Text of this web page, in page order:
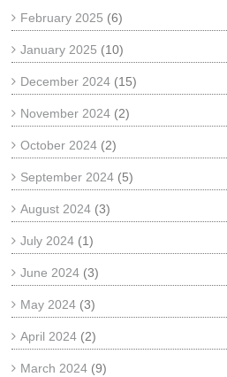
February 2025 (6)
January 2025 (10)
December 2024 (15)
November 2024 (2)
October 2024 (2)
September 2024 (5)
August 2024 (3)
July 2024 (1)
June 2024 (3)
May 2024 (3)
April 2024 (2)
March 2024 (9)